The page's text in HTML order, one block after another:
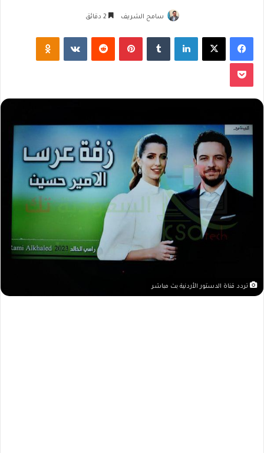
سامح الشريف
فيسبوك لينكدإن بينتيريست
تردد قناة الدستور الأردنية بث مباشر